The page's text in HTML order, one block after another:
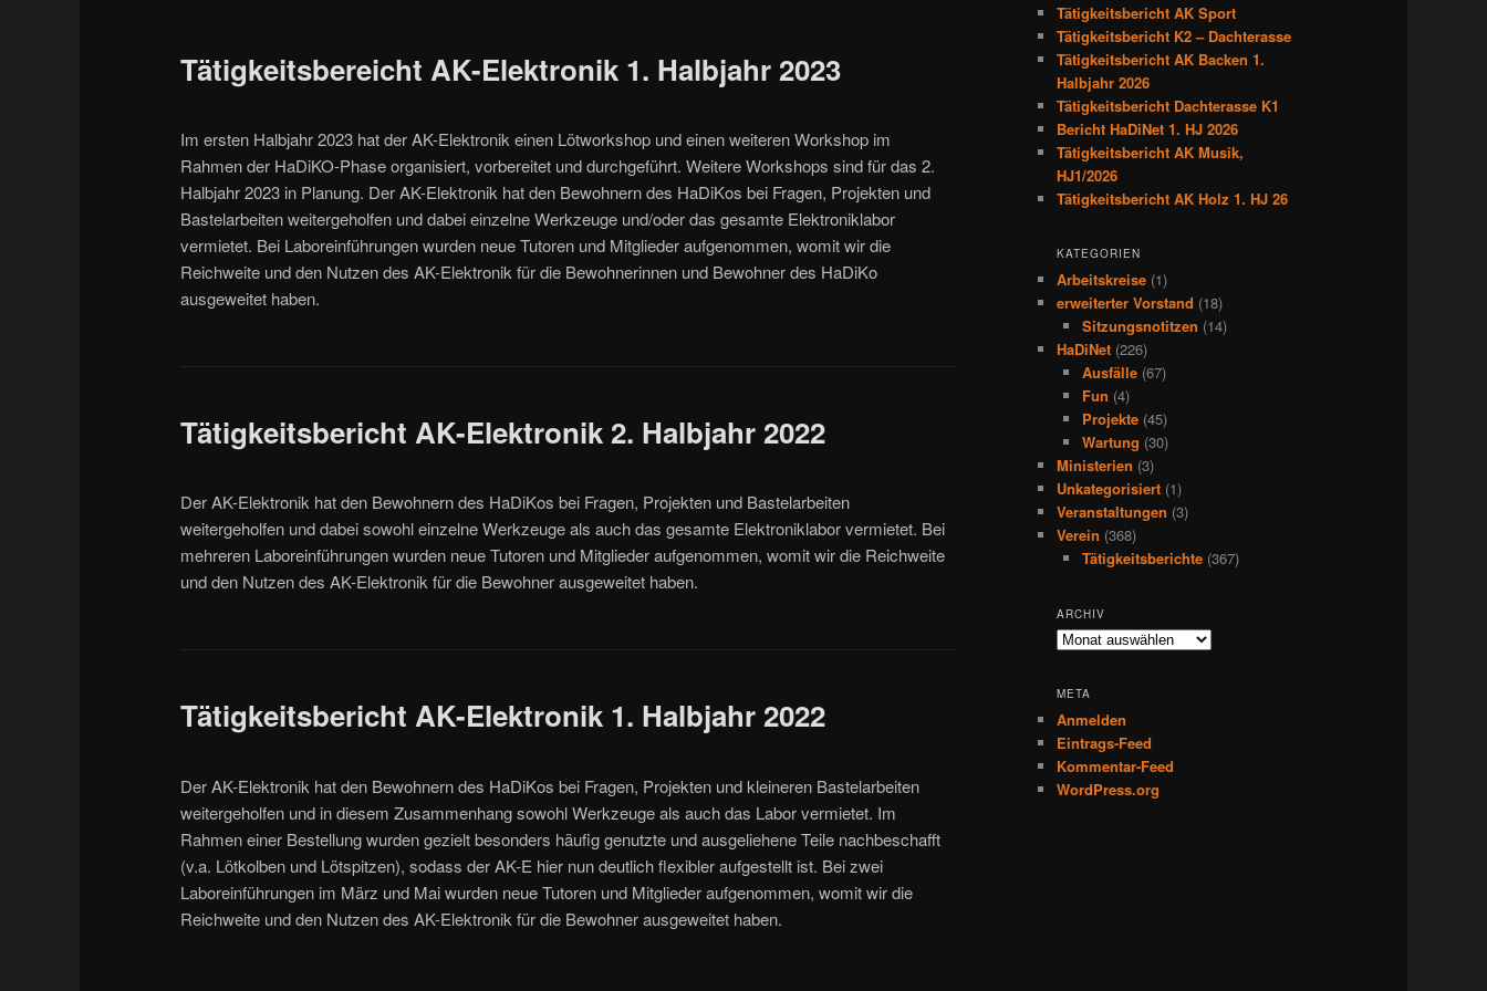
Tätigkeitsbereicht AK-Elektronik 1. Halbjahr 2023
Im ersten Halbjahr 2023 hat der AK-Elektronik einen Lötworkshop und einen weiteren Workshop im
Rahmen der HaDiKO-Phase organisiert, vorbereitet und durchgeführt. Weitere Workshops sind für das 2.
Halbjahr 2023 in Planung. Der AK-Elektronik hat den Bewohnern des HaDiKos bei Fragen, Projekten und
Bastelarbeiten weitergeholfen und dabei einzelne Werkzeuge und/oder das gesamte Elektroniklabor
vermietet. Bei Laboreinführungen wurden neue Tutoren und Mitglieder aufgenommen, womit wir die
Reichweite und den Nutzen des AK-Elektronik für die Bewohnerinnen und Bewohner des HaDiKo
ausgeweitet haben.
Tätigkeitsbericht AK-Elektronik 2. Halbjahr 2022
Der AK-Elektronik hat den Bewohnern des HaDiKos bei Fragen, Projekten und Bastelarbeiten
weitergeholfen und dabei sowohl einzelne Werkzeuge als auch das gesamte Elektroniklabor vermietet. Bei
mehreren Laboreinführungen wurden neue Tutoren und Mitglieder aufgenommen, womit wir die Reichweite
und den Nutzen des AK-Elektronik für die Bewohner ausgeweitet haben.
Tätigkeitsbericht AK-Elektronik 1. Halbjahr 2022
Der AK-Elektronik hat den Bewohnern des HaDiKos bei Fragen, Projekten und kleineren Bastelarbeiten
weitergeholfen und in diesem Zusammenhang sowohl Werkzeuge als auch das Labor vermietet. Im
Rahmen einer Bestellung wurden gezielt besonders häufig genutzte und ausgeliehene Teile nachbeschafft
(v.a. Lötkolben und Lötspitzen), sodass der AK-E hier nun deutlich flexibler aufgestellt ist. Bei zwei
Laboreinführungen im März und Mai wurden neue Tutoren und Mitglieder aufgenommen, womit wir die
Reichweite und den Nutzen des AK-Elektronik für die Bewohner ausgeweitet haben.
Tätigkeitsbericht AK Sport
Tätigkeitsbericht K2 – Dachterasse
Tätigkeitsbericht AK Backen 1.
Halbjahr 2026
Tätigkeitsbericht Dachterasse K1
Bericht HaDiNet 1. HJ 2026
Tätigkeitsbericht AK Musik,
HJ1/2026
Tätigkeitsbericht AK Holz 1. HJ 26
KATEGORIEN
Arbeitskreise (1)
erweiterter Vorstand (18)
Sitzungsnotitzen (14)
HaDiNet (226)
Ausfälle(67)
Fun (4)
Projekte(45)
Wartung (30)
Ministerien (3)
Unkategorisiert (1)
Veranstaltungen (3)
Verein (368)
Tätigkeitsberichte(367)
ARCHIV
Archiv
META
Anmelden
Eintrags-Feed
Kommentar-Feed
WordPress.org